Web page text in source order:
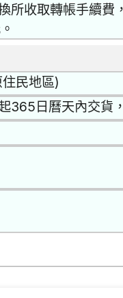
所收取轉帳手續費
民地區)
365日曆天內交貨